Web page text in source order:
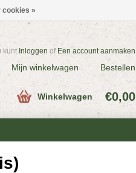
kunt Inloggen of Een account aanmaken
Mijn winkelwagen Bestellen
Winkelwagen €0,00
cookies »